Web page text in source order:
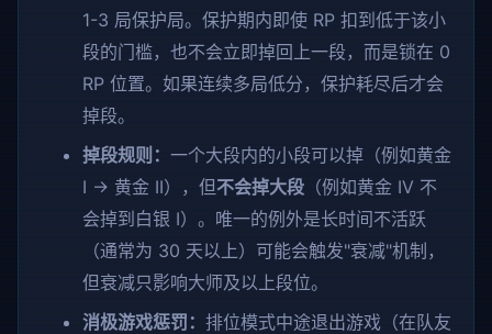
1-3 局保护局。保护期内即使 RP 扣到低于该小
段的门槛，也不会立即掉回上一段，而是锁在 0
RP 位置。如果连续多局低分，保护耗尽后才会
掉段。
掉段规则： 一个大段内的小段可以掉（例如黄金
I → 黄金 II），但不会掉大段（例如黄金 IV 不
会掉到白银 I）。唯一的例外是长时间不活跃
（通常为 30 天以上）可能会触发"衰减"机制，
但衰减只影响大师及以上段位。
消极游戏惩罚： 排位模式中途退出游戏（在队友